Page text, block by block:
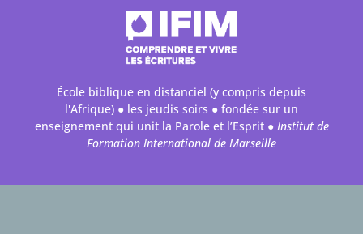
École biblique en distanciel (y compris depuis
l'Afrique) ● les jeudis soirs ● fondée sur un
enseignement qui unit la Parole et l’Esprit ● Institut de
Formation International de Marseille